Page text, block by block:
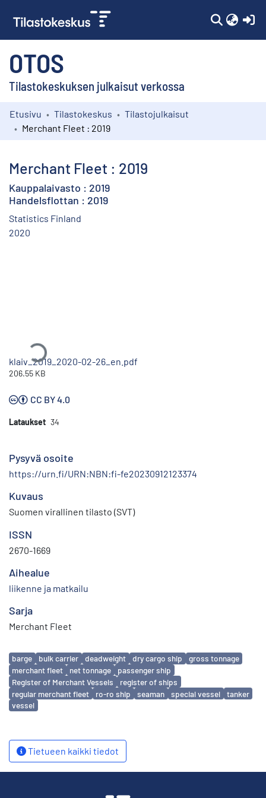
OTOS
Tilastokeskuksen julkaisut verkossa
Kokoelmat
Etusivu Tilastokeskus
Tilastojulkaisut
Merchant Fleet : 2019
Merchant Fleet : 2019
Kauppalaivasto : 2019
Handelsflottan : 2019
Statistics Finland
2020
Ladataan...
klaiv_2019_2020-02-26_en.pdf
206.55 KB
CC BY 4.0
Lataukset 34
Pysyvä osoite
https://urn.fi/URN:NBN:fi-fe20230912123374
Kuvaus
Suomen virallinen tilasto (SVT)
ISSN
2670-1669
Aihealue
liikenne ja matkailu
Sarja
Merchant Fleet
Avainsanat
barge bulk carrier deadweight dry cargo ship
gross tonnage
merchant fleet
net tonnage
passenger ship
Register of Merchant Vessels
register of ships
regular merchant fleet
ro-ro ship seaman special vessel
tanker
vessel
Tietueen kaikki tiedot